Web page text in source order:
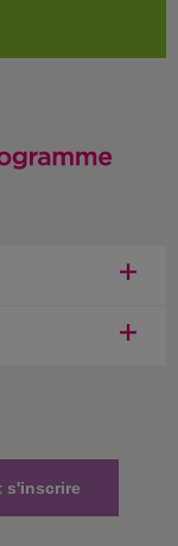
s'inscrire